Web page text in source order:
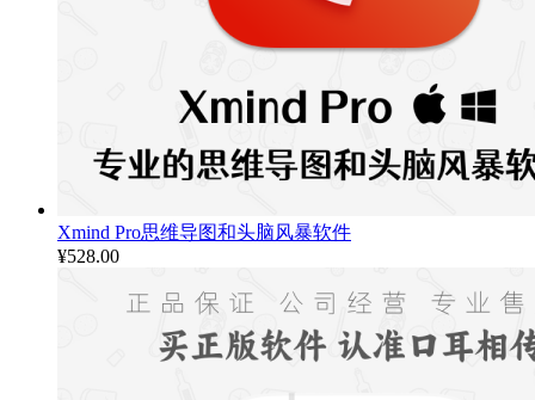
Xmind Pro思维导图和头脑风暴软件
¥528.00